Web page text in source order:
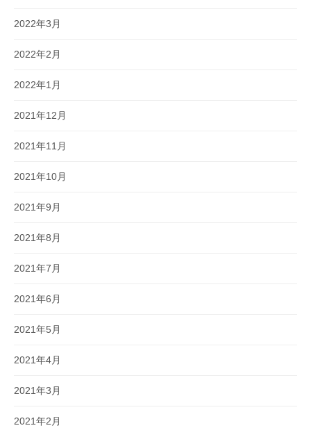
2022年3月
2022年2月
2022年1月
2021年12月
2021年11月
2021年10月
2021年9月
2021年8月
2021年7月
2021年6月
2021年5月
2021年4月
2021年3月
2021年2月